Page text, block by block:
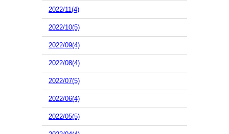
2022/11(4)
2022/10(5)
2022/09(4)
2022/08(4)
2022/07(5)
2022/06(4)
2022/05(5)